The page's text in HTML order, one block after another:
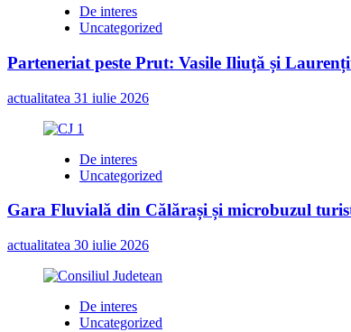
De interes
Uncategorized
Parteneriat peste Prut: Vasile Iliuță și
actualitatea 31 iulie 2026
De interes
Uncategorized
Gara Fluvială din Călărași și microbuzul
actualitatea 30 iulie 2026
De interes
Uncategorized